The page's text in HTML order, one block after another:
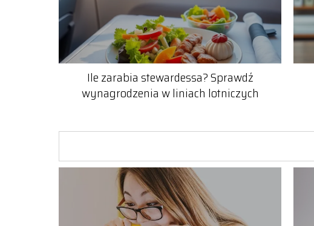
Ile zarabia stewardessa? Sprawdź
wynagrodzenia w liniach lotniczych